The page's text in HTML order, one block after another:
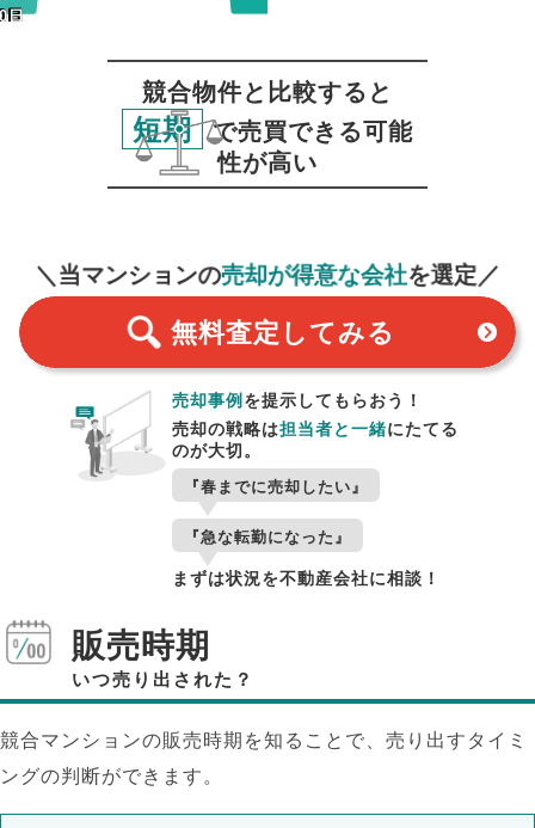
日
日
競合物件と比較すると
短期
で売買できる可能
性が高い
＼当マンションの売却が得意な会社を選定／
無料査定 してみる
売却事例を提示してもらおう！
売却の戦略は担当者と一緒にたてる
のが大切。
『春までに売却したい』
『急な転勤になった』
まずは状況を不動産会社に相談！
販売時期
いつ売り出された？
競合マンションの販売時期を知ることで、売り出すタイミ
ングの判断ができます。